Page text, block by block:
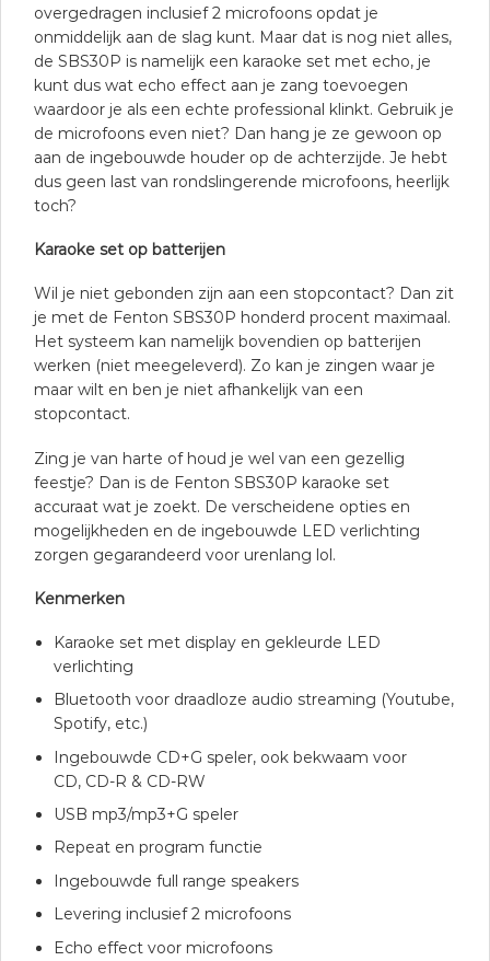
overgedragen inclusief 2 microfoons opdat je
onmiddelijk aan de slag kunt. Maar dat is nog niet alles,
de SBS30P is namelijk een karaoke set met echo, je
kunt dus wat echo effect aan je zang toevoegen
waardoor je als een echte professional klinkt. Gebruik je
de microfoons even niet? Dan hang je ze gewoon op
aan de ingebouwde houder op de achterzijde. Je hebt
dus geen last van rondslingerende microfoons, heerlijk
toch?
Karaoke set op batterijen
Wil je niet gebonden zijn aan een stopcontact? Dan zit
je met de Fenton SBS30P honderd procent maximaal.
Het systeem kan namelijk bovendien op batterijen
werken (niet meegeleverd). Zo kan je zingen waar je
maar wilt en ben je niet afhankelijk van een
stopcontact.
Zing je van harte of houd je wel van een gezellig
feestje? Dan is de Fenton SBS30P karaoke set
accuraat wat je zoekt. De verscheidene opties en
mogelijkheden en de ingebouwde LED verlichting
zorgen gegarandeerd voor urenlang lol.
Kenmerken
Karaoke set met display en gekleurde LED
verlichting
Bluetooth voor draadloze audio streaming (Youtube,
Spotify, etc.)
Ingebouwde CD+G speler, ook bekwaam voor
CD, CD-R & CD-RW
USB mp3/mp3+G speler
Repeat en program functie
Ingebouwde full range speakers
Levering inclusief 2 microfoons
Echo effect voor microfoons